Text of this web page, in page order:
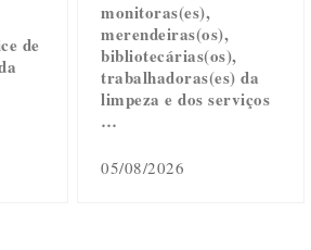
de
monitoras(es),
merendeiras(os),
bibliotecárias(os),
trabalhadoras(es) da
limpeza e dos serviços
…
05/08/2026